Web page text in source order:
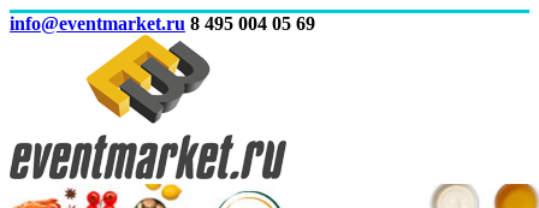
info@eventmarket.ru 8 495 004 05 69